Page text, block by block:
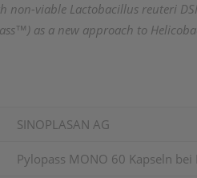
viable Lactobacillus reuteri
as a new approach to
SINOPLASAN AG
Pylopass MONO 60 Kapseln bei